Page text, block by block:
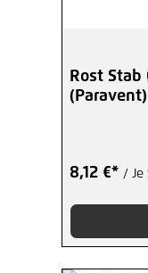
Rost Stab
(Paravent)
8,12 €* / Je